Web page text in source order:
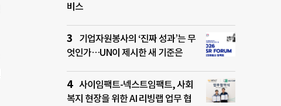
비스
기업자원봉사의 ‘진짜 성과’는 무
엇인가…UN이 제시한 새 기준은
사이임팩트-넥스트임팩트, 사회
복지 현장을 위한 AI 리빙랩 업무 협